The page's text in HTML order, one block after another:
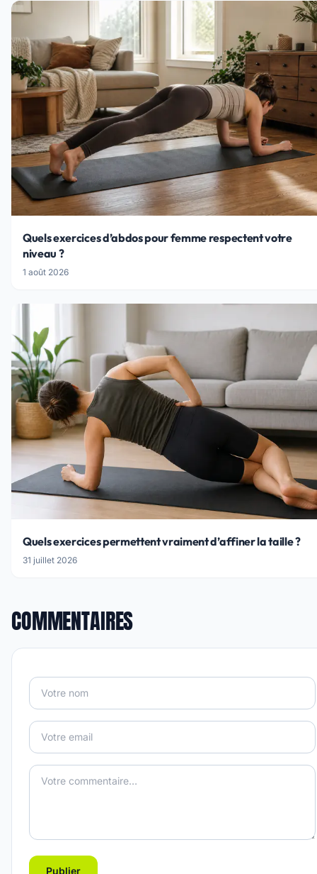
Quels exercices d’abdos pour femme respectent votre
niveau ?
1 août 2026
Quels exercices permettent vraiment d’affiner la taille ?
31 juillet 2026
COMMENTAIRES
Publier